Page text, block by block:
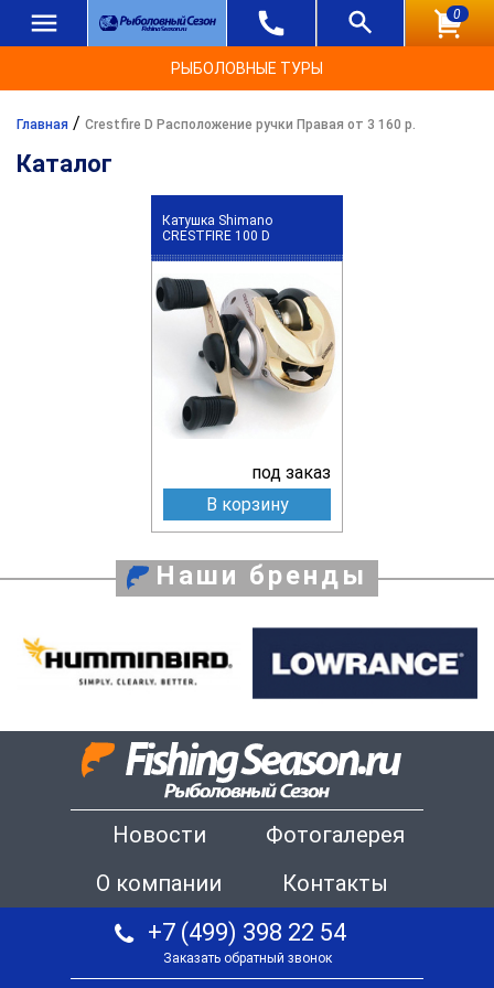
0
РЫБОЛОВНЫЕ ТУРЫ
Главная / Crestfire D Расположение ручки Правая от 3 160 р.
Каталог
Катушка Shimano
CRESTFIRE 100 D
под заказ
В корзину
Наши бренды
Новости
Фотогалерея
О компании
Контакты
+7 (499) 398 22 54
Заказать обратный звонок